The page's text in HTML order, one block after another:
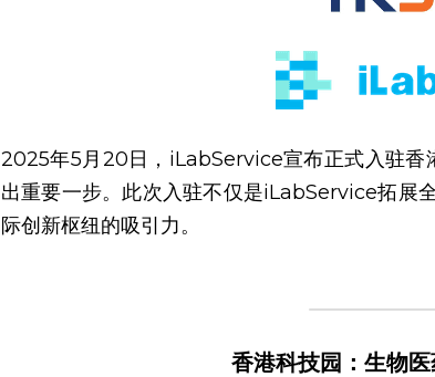
2025年5月20日，iLabService宣布正式入驻香
出重要一步。此次入驻不仅是iLabService拓展
际创新枢纽的吸引力。
香港科技园：生物